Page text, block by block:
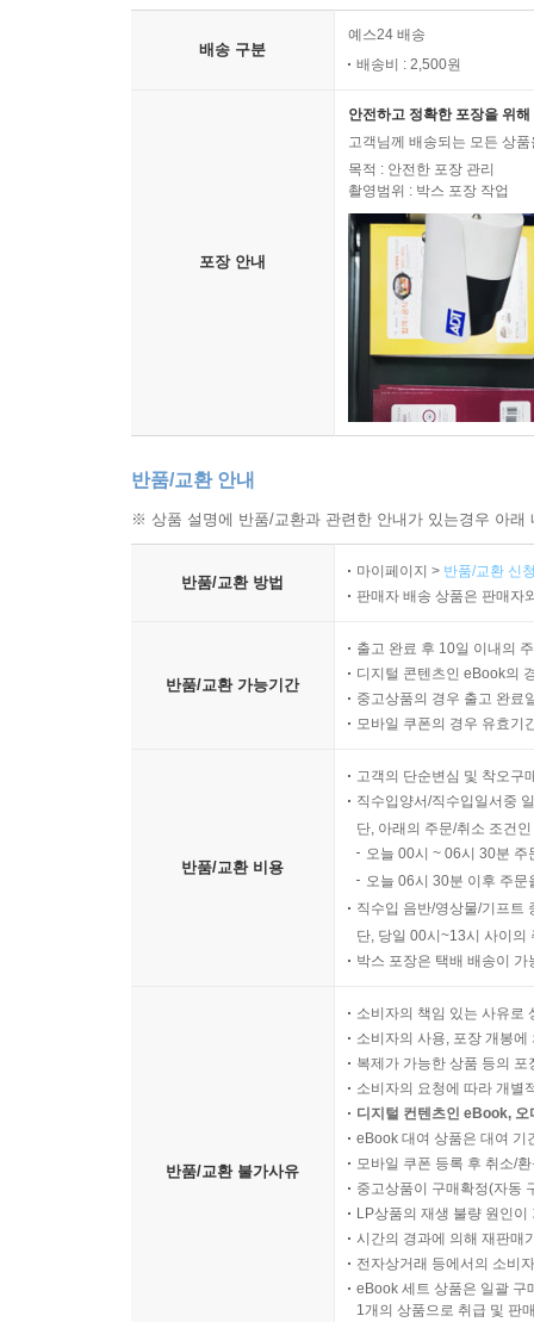
배송 구분
예스24 배송
배송비 : 2,500원
포장 안내
안전하고 정확한 포장을 위
고객님께 배송되는 모든 상
목적 : 안전한 포장 관리
촬영범위 : 박스 포장 작업
반품/교환 안내
※ 상품 설명에 반품/교환과 관련한 안내가 있는경우 아
반품/교환 방법
마이페이지 > 반품/교환 신
판매자 배송 상품은 판매자
반품/교환 가능기간
출고 완료 후 10일 이내의
디지털 콘텐츠인 eBook의
중고상품의 경우 출고 완료
모바일 쿠폰의 경우 유효기
반품/교환 비용
고객의 단순변심 및 착오구
직수입양서/직수입일서중
단, 아래의 주문/취소 조건
오늘 00시 ~ 06시 30분
오늘 06시 30분 이후 주
직수입 음반/영상물/기프트
단, 당일 00시~13시 사이의
박스 포장은 택배 배송이
반품/교환 불가사유
소비자의 책임 있는 사유로
소비자의 사용, 포장 개봉
복제가 가능한 상품 등의
소비자의 요청에 따라 개별
디지털 컨텐츠인 eBook,
eBook 대여 상품은 대여 기
모바일 쿠폰 등록 후 취소/
중고상품이 구매확정(자동
LP상품의 재생 불량 원인
시간의 경과에 의해 재판매
전자상거래 등에서의 소비
eBook 세트 상품은 일괄 구
1개의 상품으로 취급 및 판